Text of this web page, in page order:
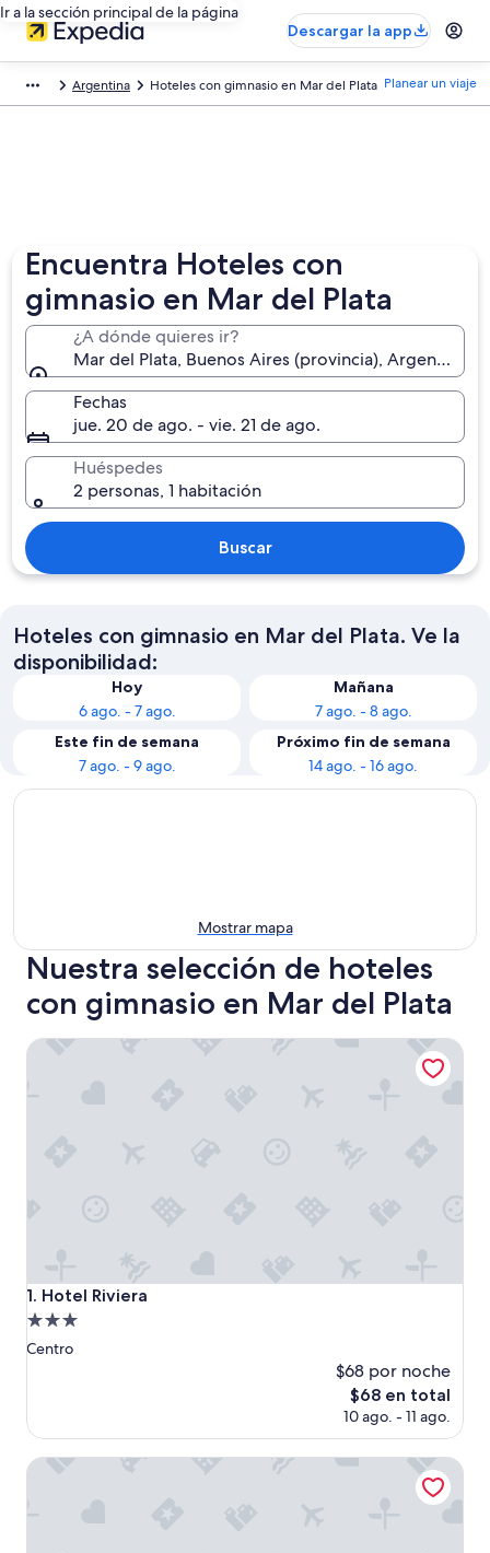
Ir a la sección principal de la página
Descargar la app
Argentina Hoteles con gimnasio en Mar del Plata Planear un viaje
Encuentra Hoteles con
gimnasio en Mar del Plata
¿A dónde quieres ir?
Mar del Plata, Buenos Aires (provincia), Argentina
Fechas
jue. 20 de ago. - vie. 21 de ago.
Huéspedes
2 personas, 1 habitación
Buscar
Hoteles con gimnasio en Mar del Plata. Ve la
disponibilidad:
Hoy
6 ago. - 7 ago.
Mañana
7 ago. - 8 ago.
Este fin de semana
7 ago. - 9 ago.
Próximo fin de semana
14 ago. - 16 ago.
Mostrar mapa
Nuestra selección de hoteles
con gimnasio en Mar del Plata
1. Hotel Riviera
Hotel Riviera
Propiedad
de
Centro
$68 por noche
El
precio
es
$68 en total
10 ago. - 11 ago.
Hotel Riviera
HOTEL KONKE